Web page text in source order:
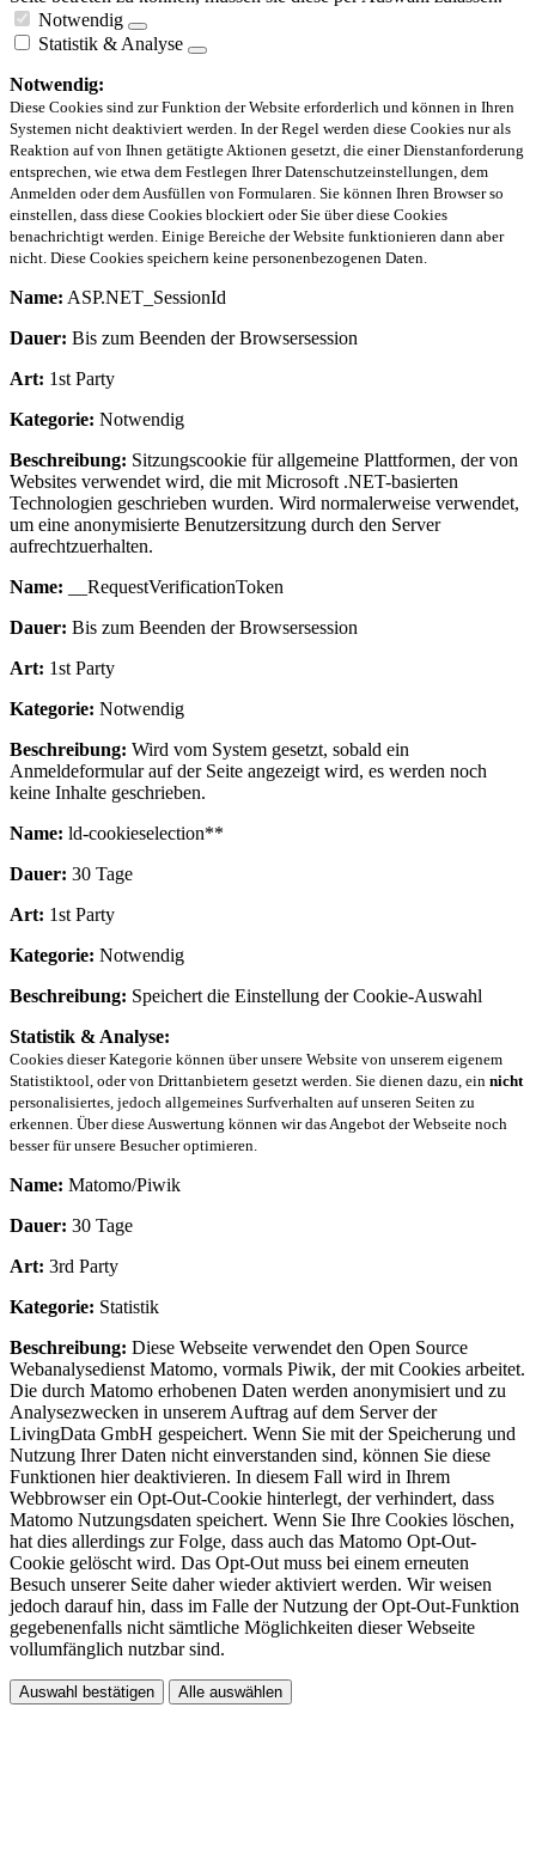
Notwendig
Statistik & Analyse
Notwendig:
Diese Cookies sind zur Funktion der Website erforderlich und können in Ihren
Systemen nicht deaktiviert werden. In der Regel werden diese Cookies nur als
Reaktion auf von Ihnen getätigte Aktionen gesetzt, die einer Dienstanforderung
entsprechen, wie etwa dem Festlegen Ihrer Datenschutzeinstellungen, dem
Anmelden oder dem Ausfüllen von Formularen. Sie können Ihren Browser so
einstellen, dass diese Cookies blockiert oder Sie über diese Cookies
benachrichtigt werden. Einige Bereiche der Website funktionieren dann aber
nicht. Diese Cookies speichern keine personenbezogenen Daten.
Name: ASP.NET_SessionId
Dauer: Bis zum Beenden der Browsersession
Art: 1st Party
Kategorie: Notwendig
Beschreibung: Sitzungscookie für allgemeine Plattformen, der von
Websites verwendet wird, die mit Microsoft .NET-basierten
Technologien geschrieben wurden. Wird normalerweise verwendet,
um eine anonymisierte Benutzersitzung durch den Server
aufrechtzuerhalten.
Name: __RequestVerificationToken
Dauer: Bis zum Beenden der Browsersession
Art: 1st Party
Kategorie: Notwendig
Beschreibung: Wird vom System gesetzt, sobald ein
Anmeldeformular auf der Seite angezeigt wird, es werden noch
keine Inhalte geschrieben.
Name: ld-cookieselection**
Dauer: 30 Tage
Art: 1st Party
Kategorie: Notwendig
Beschreibung: Speichert die Einstellung der Cookie-Auswahl
Statistik & Analyse:
Cookies dieser Kategorie können über unsere Website von unserem eigenem
Statistiktool, oder von Drittanbietern gesetzt werden. Sie dienen dazu, ein nicht
personalisiertes, jedoch allgemeines Surfverhalten auf unseren Seiten zu
erkennen. Über diese Auswertung können wir das Angebot der Webseite noch
besser für unsere Besucher optimieren.
Name: Matomo/Piwik
Dauer: 30 Tage
Art: 3rd Party
Kategorie: Statistik
Beschreibung: Diese Webseite verwendet den Open Source
Webanalysedienst Matomo, vormals Piwik, der mit Cookies arbeitet.
Die durch Matomo erhobenen Daten werden anonymisiert und zu
Analysezwecken in unserem Auftrag auf dem Server der
LivingData GmbH gespeichert. Wenn Sie mit der Speicherung und
Nutzung Ihrer Daten nicht einverstanden sind, können Sie diese
Funktionen hier deaktivieren. In diesem Fall wird in Ihrem
Webbrowser ein Opt-Out-Cookie hinterlegt, der verhindert, dass
Matomo Nutzungsdaten speichert. Wenn Sie Ihre Cookies löschen,
hat dies allerdings zur Folge, dass auch das Matomo Opt-Out-
Cookie gelöscht wird. Das Opt-Out muss bei einem erneuten
Besuch unserer Seite daher wieder aktiviert werden. Wir weisen
jedoch darauf hin, dass im Falle der Nutzung der Opt-Out-Funktion
gegebenenfalls nicht sämtliche Möglichkeiten dieser Webseite
vollumfänglich nutzbar sind.
Auswahl bestätigen Alle auswählen